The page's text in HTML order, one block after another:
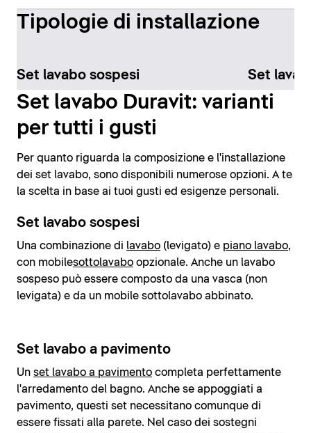
Tipologie di installazione
Set lavabo sospesi Set
Set lavabo Duravit: varianti
per tutti i gusti
Per quanto riguarda la composizione e l'installazione
dei set lavabo, sono disponibili numerose opzioni. A te
la scelta in base ai tuoi gusti ed esigenze personali.
Set lavabo sospesi
Una combinazione di lavabo (levigato) e piano lavabo,
con mobilesottolavabo opzionale. Anche un lavabo
sospeso può essere composto da una vasca (non
levigata) e da un mobile sottolavabo abbinato.
Set lavabo a pavimento
Un set lavabo a pavimento completa perfettamente
l'arredamento del bagno. Anche se appoggiati a
pavimento, questi set necessitano comunque di
essere fissati alla parete. Nel caso dei sostegni